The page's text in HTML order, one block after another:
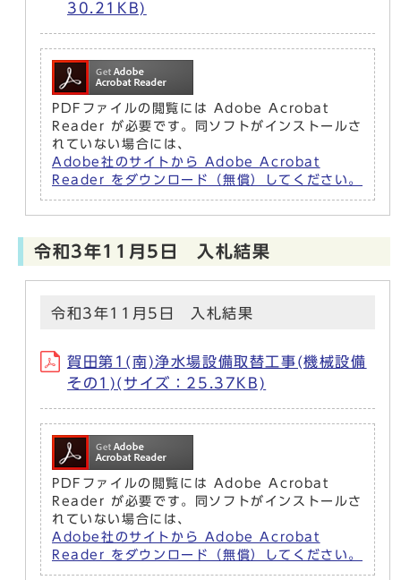
30.21KB)
PDFファイルの閲覧には Adobe Acrobat
Reader が必要です。同ソフトがインストールさ
れていない場合には、
Adobe社のサイトから Adobe Acrobat
Reader をダウンロード（無償）してください。
令和3年11月5日 入札結果
令和3年11月5日 入札結果
賀田第1(南)浄水場設備取替工事(機械設備
その1)(サイズ：25.37KB)
PDFファイルの閲覧には Adobe Acrobat
Reader が必要です。同ソフトがインストールさ
れていない場合には、
Adobe社のサイトから Adobe Acrobat
Reader をダウンロード（無償）してください。